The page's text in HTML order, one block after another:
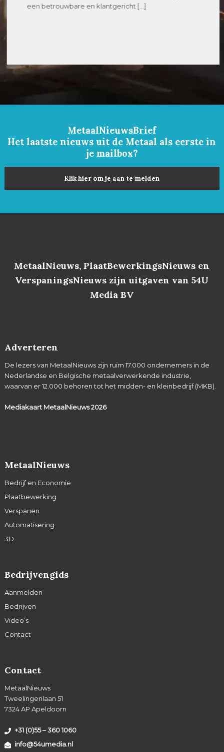
een betrouwbare en klantgericht […]
MetaalNieuwsBrief
Het laatste nieuws uit de Metaal als eerste in
je mailbox?
Klik hier om je aan te melden
MetaalNieuws, PlaatBewerkingsNieuws en
VerspaningsNieuws zijn uitgaven van 54U
Media BV
Adverteren
De lezers van MetaalNieuws zijn ruim 17.000 ondernemers in de
Nederlandse en Belgische metaalverwerkende industrie,
waarvan er 12.000 behoren tot het midden- en kleinbedrijf (MKB).
Mediakaart MetaalNieuws2026
MetaalNieuws
Bedrijf en Economie
Plaatbewerking
Verspanen
Automatisering
3D
Bedrijvengids
Aanmelden
Bedrijven
Video’s
Contact
Contact
MetaalNieuws
Tweelingenlaan 51
7324 AP Apeldoorn
+31 (0)55 – 360 1060
info@54umedia.nl